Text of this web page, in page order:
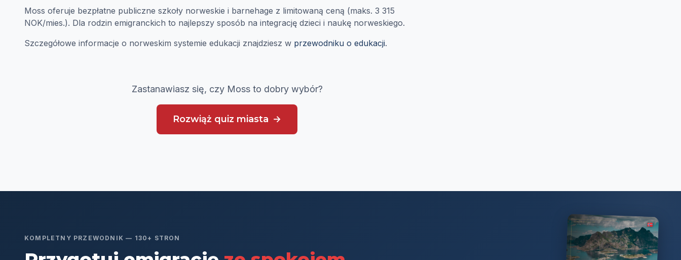
Moss oferuje bezpłatne publiczne szkoły norweskie i barnehage z limitowaną ceną (maks. 3 315
NOK/mies.). Dla rodzin emigranckich to najlepszy sposób na integrację dzieci i naukę norweskiego.
Szczegółowe informacje o norweskim systemie edukacji znajdziesz w przewodniku o edukacji.
Zastanawiasz się, czy Moss to dobry wybór?
Rozwiąż quiz miasta
KOMPLETNY PRZEWODNIK — 130+ STRON